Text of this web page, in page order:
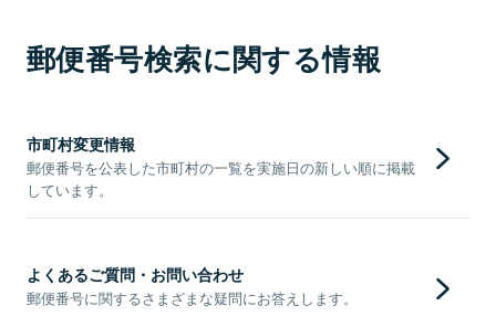
郵便番号検索に関する情報
市町村変更情報
郵便番号を公表した市町村の一覧を実施日の新しい順に掲載
しています。
よくあるご質問・お問い合わせ
郵便番号に関するさまざまな疑問にお答えします。